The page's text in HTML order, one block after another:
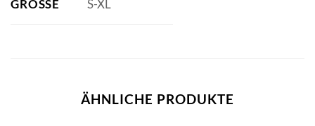
GRÖSSE S-XL
ÄHNLICHE PRODUKTE